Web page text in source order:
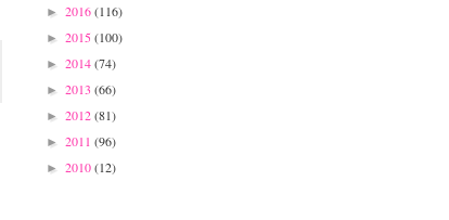
► 2016(116)
► 2015(100)
► 2014(74)
► 2013 (66)
► 2012(81)
► 2011 (96)
► 2010(12)